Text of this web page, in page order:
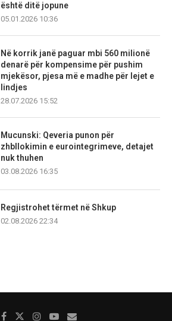
është ditë jopune
05.01.2026 10:36
Në korrik janë paguar mbi 560 milionë
denarë për kompensime për pushim
mjekësor, pjesa më e madhe për lejet e
lindjes
28.07.2026 15:52
Mucunski: Qeveria punon për
zhbllokimin e eurointegrimeve, detajet
nuk thuhen
03.08.2026 16:35
Regjistrohet tërmet në Shkup
02.08.2026 22:34